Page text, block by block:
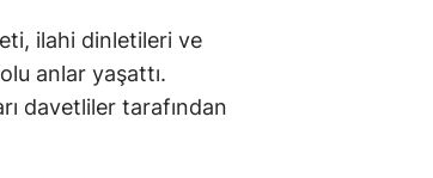
ilahi dinletileri ve
anlar yaşattı.
davetliler tarafından